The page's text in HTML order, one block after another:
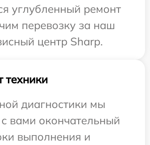
углубленный ремонт
перевозку за наш
центр Sharp.
техники
диагностики мы
вами окончательный
выполнения и